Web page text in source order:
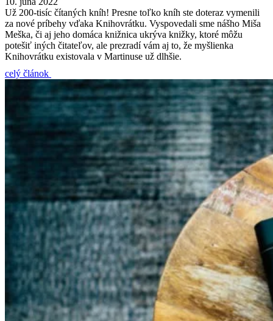
Už 200-tisíc čítaných kníh! Presne toľko kníh ste doteraz vymenili
za nové príbehy vďaka Knihovrátku. Vyspovedali sme nášho Miša
Meška, či aj jeho domáca knižnica ukrýva knižky, ktoré môžu
potešiť iných čitateľov, ale prezradí vám aj to, že myšlienka
Knihovrátku existovala v Martinuse už dlhšie.
celý článok